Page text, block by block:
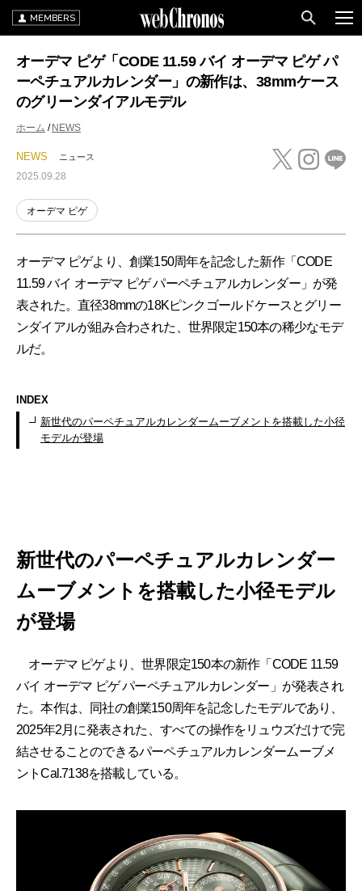
MEMBERS
オーデマ ピゲ「CODE 11.59 バイ オーデマ ピゲ パ
ーペチュアルカレンダー」の新作は、38mmケース
のグリーンダイアルモデル
ホーム NEWS
NEWS ニュース
2025.09.28
オーデマ ピゲ
オーデマ ピゲより、創業150周年を記念した新作「CODE
11.59 バイ オーデマ ピゲ パーペチュアルカレンダー」が発
表された。直径38mmの18Kピンクゴールドケースとグリー
ンダイアルが組み合わされた、世界限定150本の稀少なモデ
ルだ。
INDEX
新世代のパーペチュアルカレンダームーブメントを搭載した小径
モデルが登場
新世代のパーペチュアルカレンダー
ムーブメントを搭載した小径モデル
が登場
オーデマ ピゲより、世界限定150本の新作「CODE 11.59
バイ オーデマ ピゲ パーペチュアルカレンダー」が発表され
た。本作は、同社の創業150周年を記念したモデルであり、
2025年2月に発表された、すべての操作をリュウズだけで完
結させることのできるパーペチュアルカレンダームーブメ
ントCal.7138を搭載している。